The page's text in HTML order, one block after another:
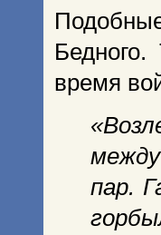
время
пар.